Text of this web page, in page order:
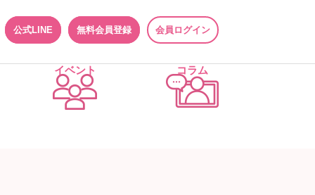
公式LINE 無料会員登録 会員ログイン
イベント コラム